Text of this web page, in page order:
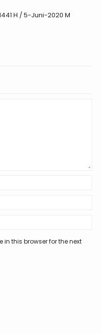
H / 5-Juni-2020 M
this browser for the next